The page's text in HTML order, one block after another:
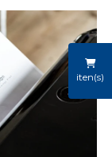
iten(s)